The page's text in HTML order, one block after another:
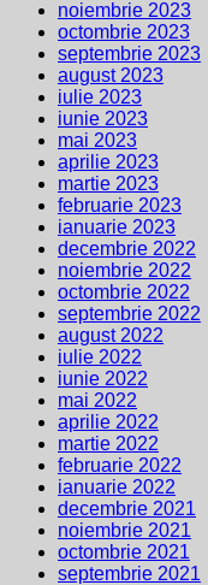
noiembrie 2023
octombrie 2023
septembrie 2023
august 2023
iulie 2023
iunie 2023
mai 2023
aprilie 2023
martie 2023
februarie 2023
ianuarie 2023
decembrie 2022
noiembrie 2022
octombrie 2022
septembrie 2022
august 2022
iulie 2022
iunie 2022
mai 2022
aprilie 2022
martie 2022
februarie 2022
ianuarie 2022
decembrie 2021
noiembrie 2021
octombrie 2021
septembrie 2021